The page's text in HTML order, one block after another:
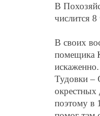
В
числится 8
В своих
помещика
Тудовки –
поэтому в